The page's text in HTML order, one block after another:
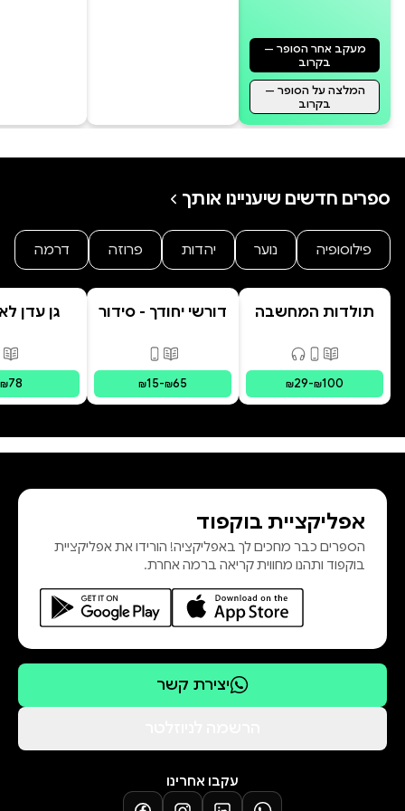
מתארת מגילת שיר השירים.
מעקב אחר הסופר —
בקרוב
המלצה על הסופר —
בקרוב
ספרים חדשים שיעניינו אותך
פילוסופיה נוער יהדות פרוזה דרמה
תולדות המחשבה
פורמטים זמינים
מודפס, דיגיטלי, קולי
₪29-₪100
דורשי יחודך - סידור
פורמטים זמינים
מודפס,
₪15-₪65
גן עדן
₪78
אפליקציית בוקפוד
הספרים כבר מחכים לך באפליקציה! הורידו את אפליקציית
בוקפוד ותהנו מחווית קריאה ברמה אחרת.
יצירת קשר
עקבו אחרינו